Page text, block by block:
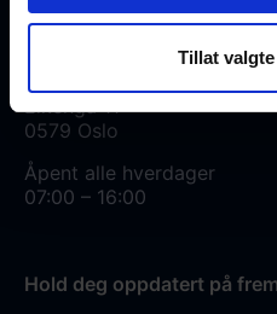
Tillat
Hentepunkt og lager
Eikenga 11
0579 Oslo
Åpent alle hverdager
07:00 – 16:00
Hold deg oppdatert på